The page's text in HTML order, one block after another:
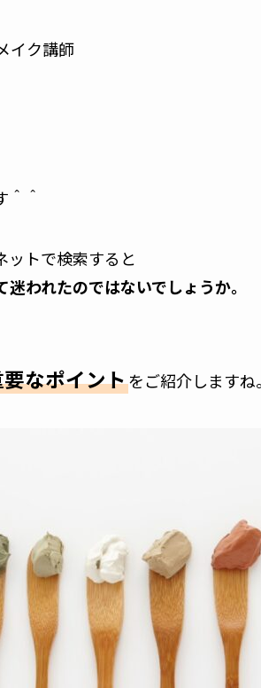
イク講師
＾＾
ットで検索すると
われたのではないでしょうか。
なポイントをご紹介しますね。